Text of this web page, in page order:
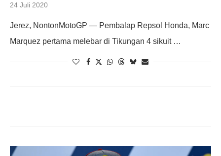
24 Juli 2020
Jerez, NontonMotoGP — Pembalap Repsol Honda, Marc
Marquez pertama melebar di Tikungan 4 sikuit …